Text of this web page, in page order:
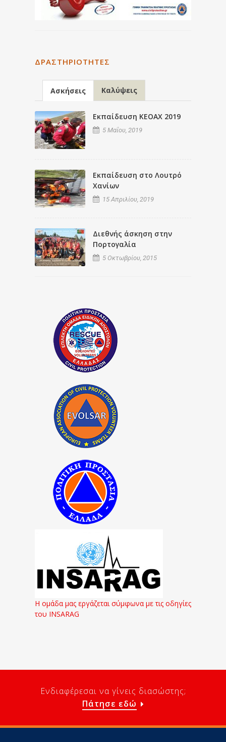
ΔΡΑΣΤΗΡΙΌΤΗΤΕΣ
Ασκήσεις Καλύψεις
Εκπαίδευση ΚΕΟΑΧ 2019
5 Μαΐου, 2019
Εκπαίδευση στο Λουτρό
Χανίων
15 Απριλίου, 2019
Διεθνής άσκηση στην
Πορτογαλία
5 Οκτωβρίου, 2015
Η ομάδα μας εργάζεται σύμφωνα με τις οδηγίες
του INSARAG
Ενδιαφέρεσαι να γίνεις διασώστης;
Πάτησε εδώ